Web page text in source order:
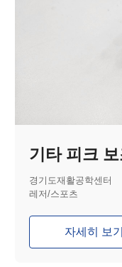
기타 피크 보
경기도재활공학센터
레저/스포츠
자세히 보기